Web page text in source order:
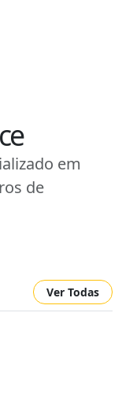
em
de
Ver Todas